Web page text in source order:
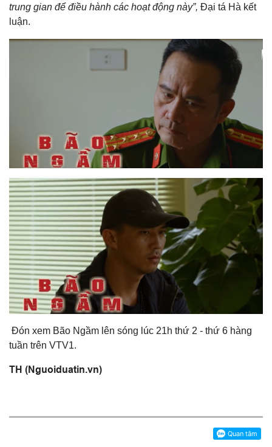
trung gian để điều hành các hoạt động này”, Đại tá Hà kết
luận.
Đón xem Bão Ngầm lên sóng lúc 21h thứ 2 - thứ 6 hàng
tuần trên VTV1.
TH (Nguoiduatin.vn)